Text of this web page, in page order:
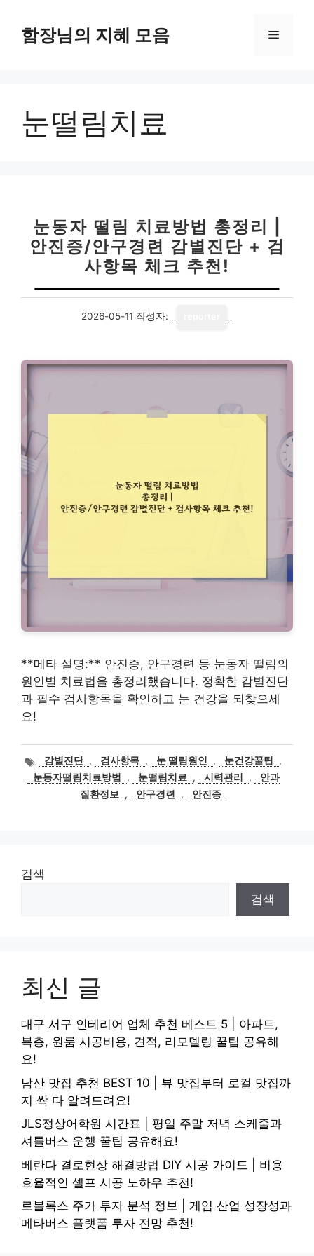
함장님의 지혜 모음 메
눈떨림치료
눈동자 떨림 치료방법 총정리 |
안진증/안구경련 감별진단 + 검
사항목 체크 추천!
2026-05-11 작성자:
**메타 설명:** 안진증, 안구경련 등 눈동자 떨림의
원인별 치료법을 총정리했습니다. 정확한 감별진단
과 필수 검사항목을 확인하고 눈 건강을 되찾으세
요!
태
그
감별진단 , 검사항목 , 눈 떨림원인 , 눈건강꿀팁
,
눈동자떨림치료방법
, 눈떨림치료 , 시력관리 ,
안과
질환정보
, 안구경련 , 안진증
검색
검색
최신 글
대구 서구 인테리어 업체 추천 베스트 5 | 아파트,
복층, 원룸 시공비용, 견적, 리모델링 꿀팁 공유해
요!
남산 맛집 추천 BEST 10 | 뷰 맛집부터 로컬 맛집까
지 싹 다 알려드려요!
JLS정상어학원 시간표 | 평일 주말 저녁 스케줄과
셔틀버스 운행 꿀팁 공유해요!
베란다 결로현상 해결방법 DIY 시공 가이드 | 비용
효율적인 셀프 시공 노하우 추천!
로블록스 주가 투자 분석 정보 | 게임 산업 성장성과
메타버스 플랫폼 투자 전망 추천!